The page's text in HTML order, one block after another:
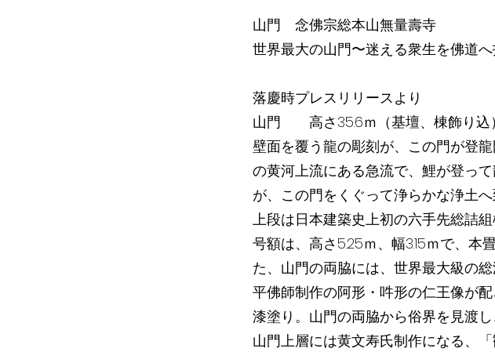
山門 念佛宗総本山無量壽寺
世界最大の山門〜迷える衆生を佛道
落慶時プレスリリースより
山門 高さ35.6ｍ（基壇、棟飾り込
壁面を覆う龍の彫刻が、この門が登
の黄河上流にある急流で、鯉が登っ
が、この門をくぐって浄らかな浄土へ
上段は日本建築史上初の六手先総詰
号額は、高さ5.25ｍ、幅3.15ｍで、本
た、山門の両脇には、世界最大級の
平佛師制作の阿形・吽形の仁王像が
漆塗り。山門の両脇から俗界を見渡し
山門上層には黄文寿氏制作になる、